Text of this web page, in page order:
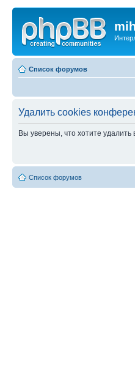
Список форумов
Удалить cookies
Вы уверены, что хотите
Список форумов